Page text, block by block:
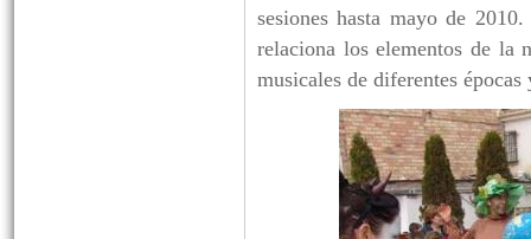
sesiones hasta mayo de
relaciona los elementos de la
musicales de diferentes épocas